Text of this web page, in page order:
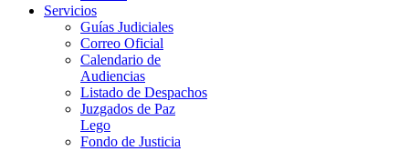
Servicios
Guías Judiciales
Correo Oficial
Calendario de
Audiencias
Listado de Despachos
Juzgados de Paz
Lego
Fondo de Justicia